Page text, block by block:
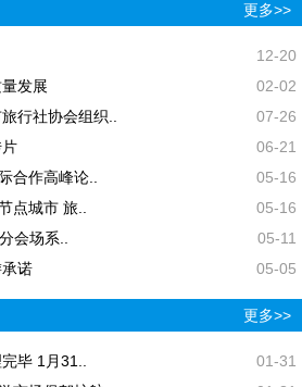
更多>>
12-20
发展
02-02
行社协会组织..
07-26
06-21
合作高峰论..
05-16
点城市 旅..
05-16
会场系..
05-11
诺
05-05
更多>>
毕 1月31..
01-31